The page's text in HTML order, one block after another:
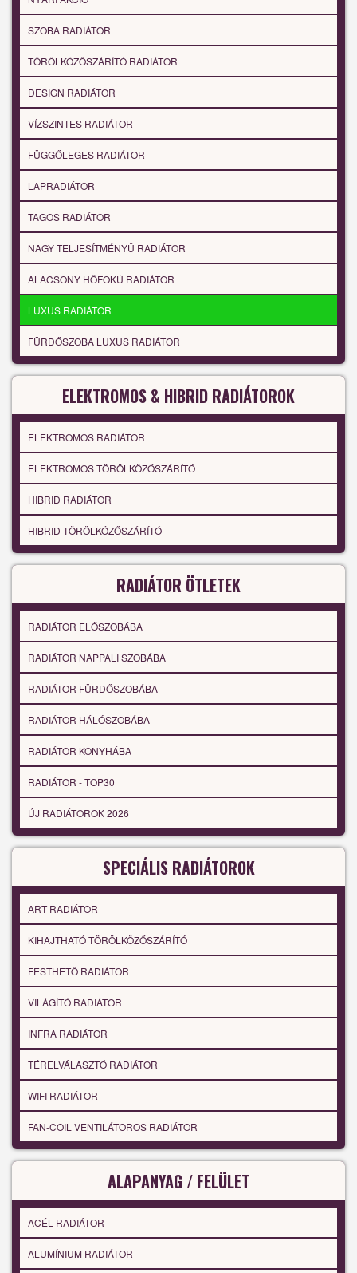
SZOBA RADIÁTOR
TÖRÖLKÖZŐSZÁRÍTÓ RADIÁTOR
DESIGN RADIÁTOR
VÍZSZINTES RADIÁTOR
FÜGGŐLEGES RADIÁTOR
LAPRADIÁTOR
TAGOS RADIÁTOR
NAGY TELJESÍTMÉNYŰ RADIÁTOR
ALACSONY HŐFOKÚ RADIÁTOR
LUXUS RADIÁTOR
FÜRDŐSZOBA LUXUS RADIÁTOR
ELEKTROMOS & HIBRID RADIÁTOROK
ELEKTROMOS RADIÁTOR
ELEKTROMOS TÖRÖLKÖZŐSZÁRÍTÓ
HIBRID RADIÁTOR
HIBRID TÖRÖLKÖZŐSZÁRÍTÓ
RADIÁTOR ÖTLETEK
RADIÁTOR ELŐSZOBÁBA
RADIÁTOR NAPPALI SZOBÁBA
RADIÁTOR FÜRDŐSZOBÁBA
RADIÁTOR HÁLÓSZOBÁBA
RADIÁTOR KONYHÁBA
RADIÁTOR - TOP30
ÚJ RADIÁTOROK 2026
SPECIÁLIS RADIÁTOROK
ART RADIÁTOR
KIHAJTHATÓ TÖRÖLKÖZŐSZÁRÍTÓ
FESTHETŐ RADIÁTOR
VILÁGÍTÓ RADIÁTOR
INFRA RADIÁTOR
TÉRELVÁLASZTÓ RADIÁTOR
WIFI RADIÁTOR
FAN-COIL VENTILÁTOROS RADIÁTOR
ALAPANYAG / FELÜLET
ACÉL RADIÁTOR
ALUMÍNIUM RADIÁTOR